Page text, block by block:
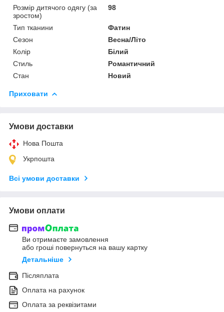
Розмір дитячого одягу (за
зростом)
98
Тип тканини
Фатин
Сезон
Весна/Літо
Колір
Білий
Стиль
Романтичний
Стан
Новий
Приховати
Умови доставки
Нова Пошта
Укрпошта
Всі умови доставки
Умови оплати
Ви отримаєте замовлення
або гроші повернуться на вашу картку
Детальніше
Післяплата
Оплата на рахунок
Оплата за реквізитами